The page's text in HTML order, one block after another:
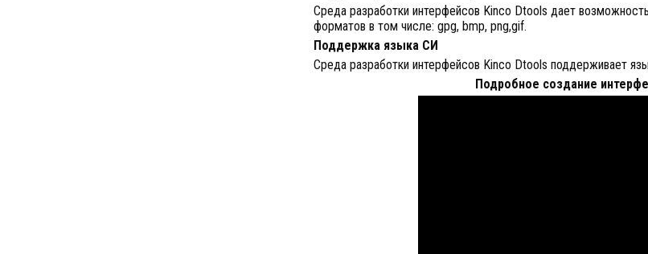
Среда разработки интерфейсов Kinco Dtools дает
форматов в том числе: gpg, bmp, png,gif.
Поддержка языка СИ
Среда разработки интерфейсов Kinco Dtools поддерживает
Подробное создание